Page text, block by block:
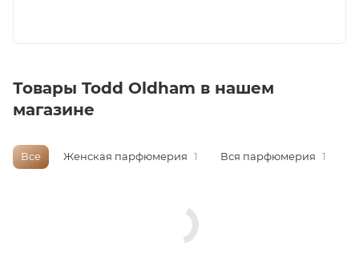
сертификат
Товары Todd Oldham в нашем
магазине
Все Женская парфюмерия 1 Вся парфюмерия 1